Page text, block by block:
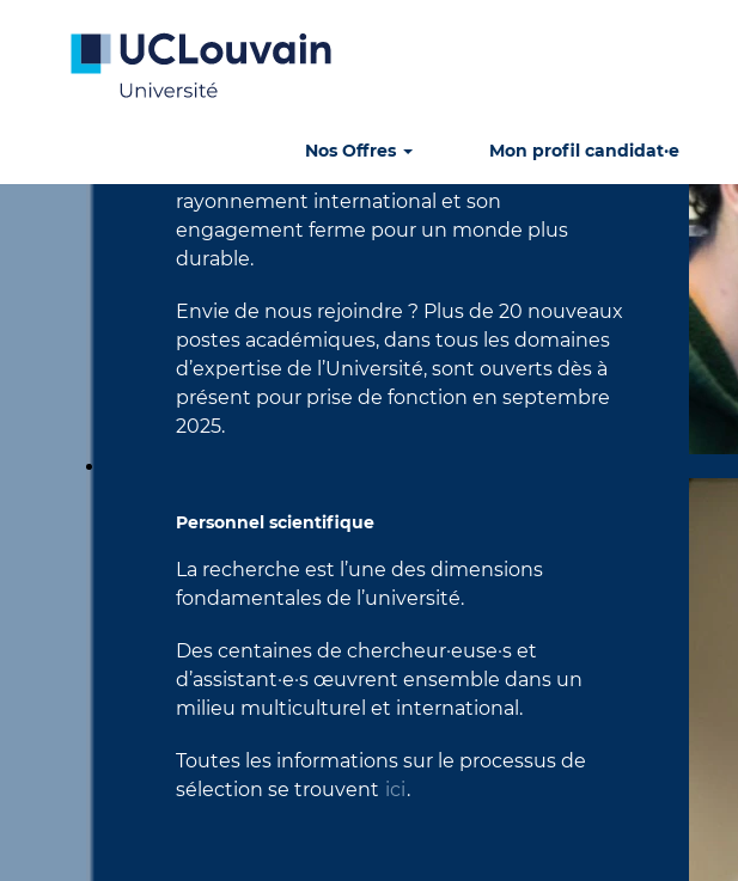
Nos Offres Mon profil candidat·e
Personnel académique
se distingue par l’excellence de sa recherche,
rayonnement international et son
engagement ferme pour un monde plus
durable.
Envie de nous rejoindre ? Plus de 20 nouveaux
postes académiques, dans tous les domaines
d’expertise de l’Université, sont ouverts dès à
présent pour prise de fonction en septembre
2025.
Personnel scientifique
La recherche est l’une des dimensions
fondamentales de l’université.
Des centaines de chercheur·euse·s et
d’assistant·e·s œuvrent ensemble dans un
milieu multiculturel et international.
Toutes les informations sur le processus de
sélection se trouvent ici.